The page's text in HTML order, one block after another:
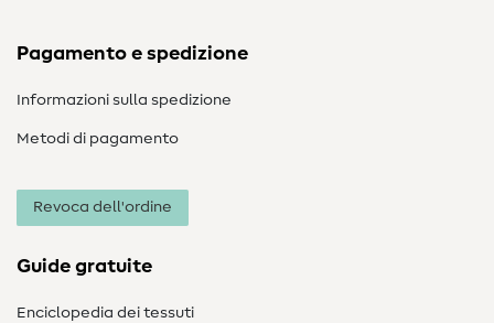
Pagamento e spedizione
Informazioni sulla spedizione
Metodi di pagamento
Revoca dell'ordine
Guide gratuite
Enciclopedia dei tessuti